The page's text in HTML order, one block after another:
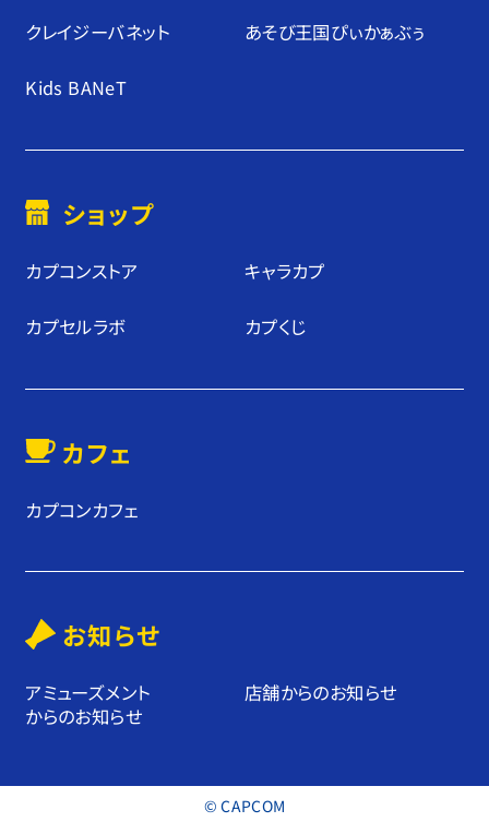
クレイジーバネット あそび王国ぴぃかぁぶぅ
Kids BANeT
ショップ
カプコンストア キャラカプ
カプセルラボ カプくじ
カフェ
カプコンカフェ
お知らせ
アミューズメント
からのお知らせ
店舗からのお知らせ
© CAPCOM